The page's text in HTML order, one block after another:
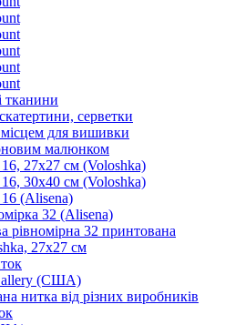
тканини
серветки
для вишивки
малюнком
27х27 см (Voloshka)
30х40 см (Voloshka)
16 (Alisena)
32 (Alisena)
рівномірна 32 принтована
27х27 см
(США)
нитка від різних виробників